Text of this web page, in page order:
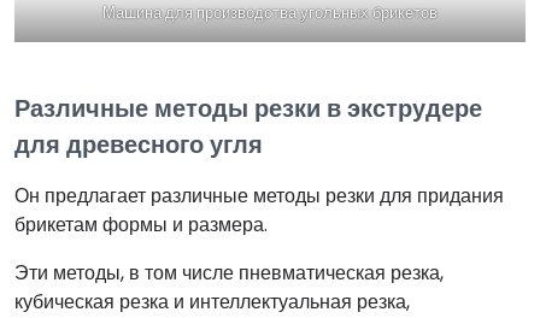
Машина для производства угольных брикетов
Различные методы резки в экструдере
для древесного угля
Он предлагает различные методы резки для придания
брикетам формы и размера.
Эти методы, в том числе пневматическая резка,
кубическая резка и интеллектуальная резка,